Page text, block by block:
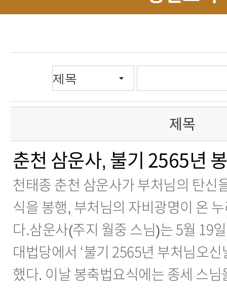
제목
춘천 삼운사, 불기 2565년
천태종 춘천 삼운사가 부처님의 탄신
식을 봉행, 부처님의 자비광명이 온
다.삼운사(주지 월중 스님)는 5월 19
대법당에서 ‘불기 2565년 부처님오신
했다. 이날 봉축법요식에는 종세 스님